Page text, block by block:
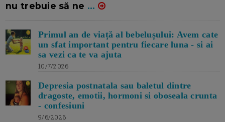
nu trebuie să ne ...
Primul an de viață al bebelușului: Avem cate
un sfat important pentru fiecare luna - si ai
sa vezi ca te va ajuta
10/7/2026
Depresia postnatala sau baletul dintre
dragoste, emotii, hormoni si oboseala crunta
- confesiuni
9/6/2026